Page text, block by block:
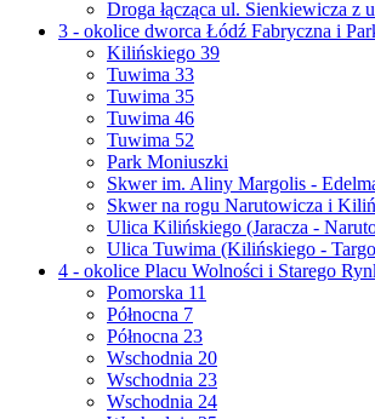
Droga łącząca ul. Sienkiewicza z
3 - okolice dworca Łódź Fabryczna i
Kilińskiego 39
Tuwima 33
Tuwima 35
Tuwima 46
Tuwima 52
Park Moniuszki
Skwer im. Aliny Margolis -
Skwer na rogu Narutowicza i
Ulica Kilińskiego (Jaracza -
Ulica Tuwima (Kilińskiego -
4 - okolice Placu Wolności i Starego
Pomorska 11
Północna 7
Północna 23
Wschodnia 20
Wschodnia 23
Wschodnia 24